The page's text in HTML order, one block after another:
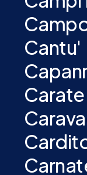
Cantu'
Carate